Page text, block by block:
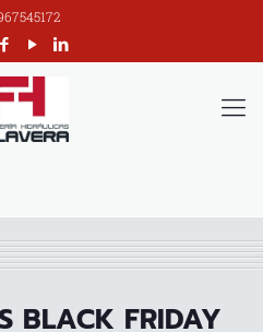
BLACK FRIDAY